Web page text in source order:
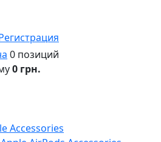
0 позиций
0 грн.
Accessories